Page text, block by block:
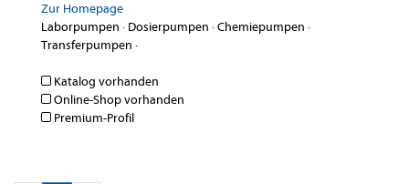
Zur Homepage
Laborpumpen · Dosierpumpen ·Chemiepumpen ·
Transferpumpen ·
Katalog vorhanden
Online-Shop vorhanden
Premium-Profil